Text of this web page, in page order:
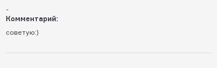
-
Комментарий:
советую:)